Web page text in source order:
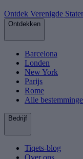
Ontdek Verenigde
Ontdekken
Barcelona
Londen
New York
Parijs
Rome
Alle
Bedrijf
Tiqets-blog
Over ons